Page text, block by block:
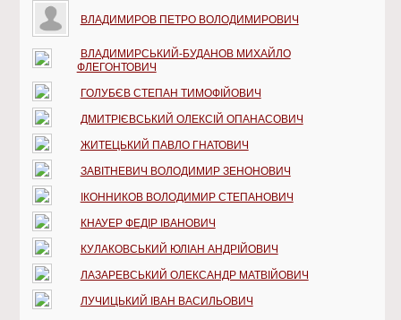
ВЛАДИМИРОВ ПЕТРО ВОЛОДИМИРОВИЧ
ВЛАДИМИРСЬКИЙ-БУДАНОВ МИХАЙЛО
ФЛЕГОНТОВИЧ
ГОЛУБЄВ СТЕПАН ТИМОФІЙОВИЧ
ДМИТРІЄВСЬКИЙ ОЛЕКСІЙ ОПАНАСОВИЧ
ЖИТЕЦЬКИЙ ПАВЛО ГНАТОВИЧ
ЗАВІТНЕВИЧ ВОЛОДИМИР ЗЕНОНОВИЧ
ІКОННИКОВ ВОЛОДИМИР СТЕПАНОВИЧ
КНАУЕР ФЕДІР ІВАНОВИЧ
КУЛАКОВСЬКИЙ ЮЛІАН АНДРІЙОВИЧ
ЛАЗАРЕВСЬКИЙ ОЛЕКСАНДР МАТВІЙОВИЧ
ЛУЧИЦЬКИЙ ІВАН ВАСИЛЬОВИЧ